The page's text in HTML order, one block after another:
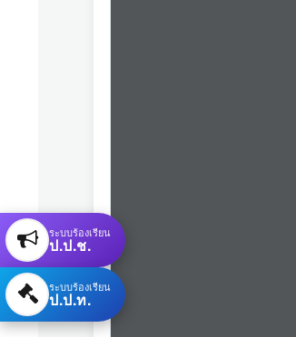
ระบบร้องเรียน
ป.ป.ช.
ระบบร้องเรียน
ป.ป.ท.